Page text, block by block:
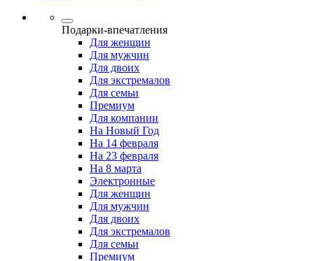
Подарки-впечатления
Для женщин
Для мужчин
Для двоих
Для экстремалов
Для семьи
Премиум
Для компании
На Новый Год
На 14 февраля
На 23 февраля
На 8 марта
Электронные
Для женщин
Для мужчин
Для двоих
Для экстремалов
Для семьи
Премиум